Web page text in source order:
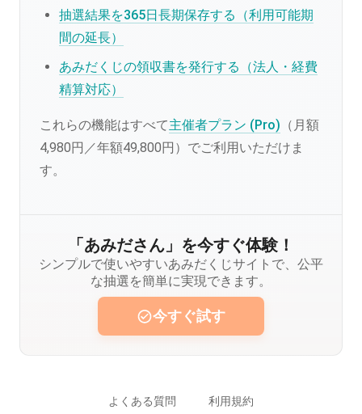
抽選結果を365日長期保存する（利用可能期
間の延長）
あみだくじの領収書を発行する（法人・経費
精算対応）
これらの機能はすべて主催者プラン (Pro) （月額
4,980円／年額49,800円）でご利用いただけま
す。
「あみださん」を今すぐ体験！
シンプルで使いやすいあみだくじサイトで、公平
な抽選を簡単に実現できます。
今すぐ試す
よくある質問 利用規約